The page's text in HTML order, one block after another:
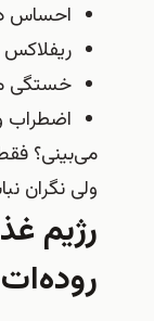
احساس دفع
ریفلاکس و
خستگی مزمن،
اضطراب و
می‌بینی؟ فقط یه
ولی نگران نباش،
روده‌ات